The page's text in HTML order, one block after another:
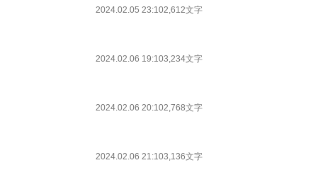
2024.02.05 23:102,612文字
2024.02.06 19:103,234文字
2024.02.06 20:102,768文字
2024.02.06 21:103,136文字